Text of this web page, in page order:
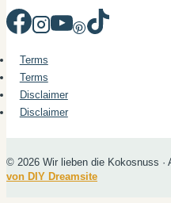
Terms
Terms
Disclaimer
Disclaimer
© 2026 Wir lieben die Kokosnuss ·
von DIY Dreamsite